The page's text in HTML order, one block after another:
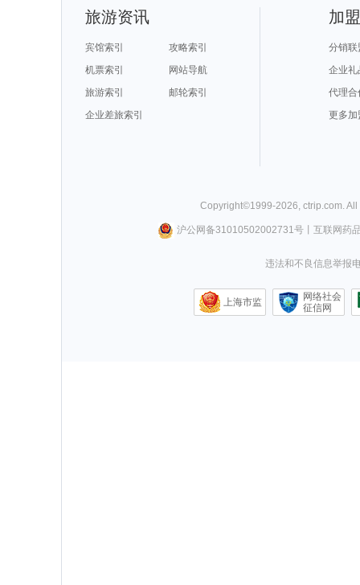
旅游资讯
宾馆索引
攻略索引
机票索引
网站导航
旅游索引
邮轮索引
企业差旅索引
加
分销联
企业礼
代理合
更多加
Copyright©1999-2026 ctrip.com .
沪公网备31010502002731号丨 互联网药
违法和不良信息举报
上海市监
网络社会
征信网